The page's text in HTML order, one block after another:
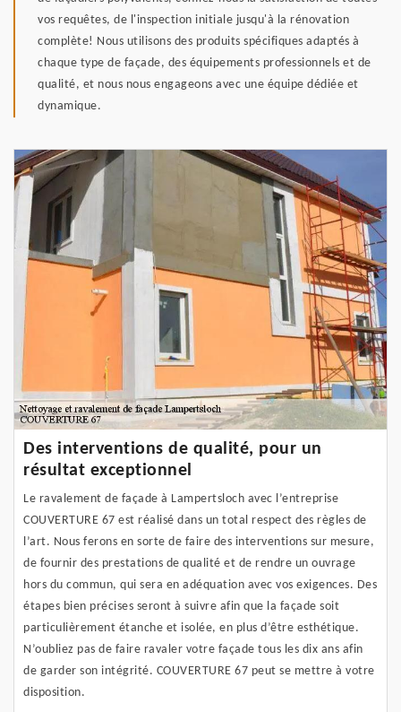
vos requêtes, de l'inspection initiale jusqu'à la rénovation
complète! Nous utilisons des produits spécifiques adaptés à
chaque type de façade, des équipements professionnels et de
qualité, et nous nous engageons avec une équipe dédiée et
dynamique.
Des interventions de qualité, pour un
résultat exceptionnel
Le ravalement de façade à Lampertsloch avec l’entreprise
COUVERTURE 67 est réalisé dans un total respect des règles de
l’art. Nous ferons en sorte de faire des interventions sur mesure,
de fournir des prestations de qualité et de rendre un ouvrage
hors du commun, qui sera en adéquation avec vos exigences. Des
étapes bien précises seront à suivre afin que la façade soit
particulièrement étanche et isolée, en plus d’être esthétique.
N’oubliez pas de faire ravaler votre façade tous les dix ans afin
de garder son intégrité. COUVERTURE 67 peut se mettre à votre
disposition.